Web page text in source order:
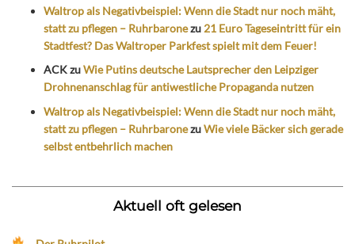
Waltrop als Negativbeispiel: Wenn die Stadt nur noch mäht,
statt zu pflegen – Ruhrbaronezu 21 Euro Tageseintritt für ein
Stadtfest? Das Waltroper Parkfest spielt mit dem Feuer!
ACKzuWie Putins deutsche Lautsprecher den Leipziger
Drohnenanschlag für antiwestliche Propaganda nutzen
Waltrop als Negativbeispiel: Wenn die Stadt nur noch mäht,
statt zu pflegen – RuhrbaronezuWie viele Bäcker sich gerade
selbst entbehrlich machen
Aktuell oft gelesen